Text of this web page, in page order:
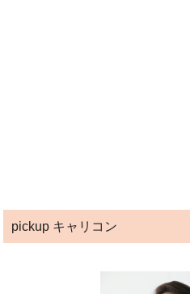
pickup キャリコン